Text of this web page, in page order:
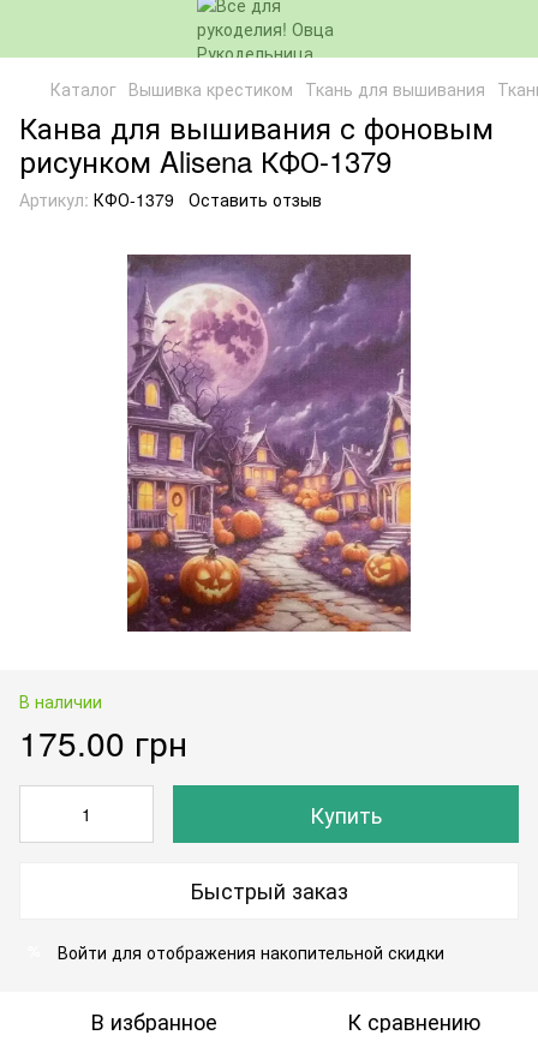
Каталог Вышивка крестиком Ткань для вышивания
Канва для вышивания с фоновым
рисунком Alisena КФО-1379
Артикул: КФО-1379 Оставить отзыв
В наличии
175.00 грн
Купить
Быстрый заказ
Войти для отображения накопительной скидки
В избранное К сравнению